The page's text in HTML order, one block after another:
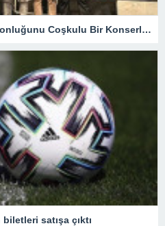
Ankara, Beşiktaş’ın Şampiyonluğunu Coşkulu Bir Konserle Kutladı – Spor
satışa çıktı